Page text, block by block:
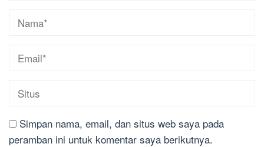
Simpan nama, email, dan situs web saya pada
peramban ini untuk komentar saya berikutnya.